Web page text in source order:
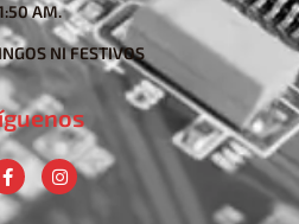
AM.
NI FESTIVOS